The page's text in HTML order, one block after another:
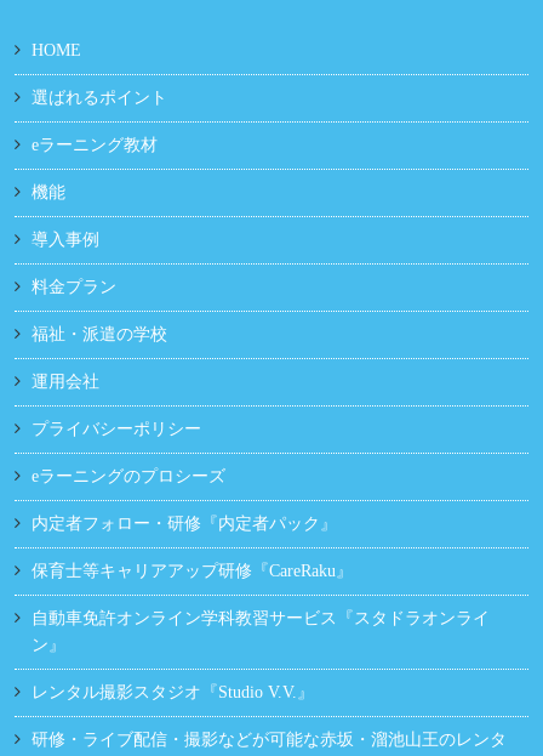
HOME
選ばれるポイント
eラーニング教材
機能
導入事例
料金プラン
福祉・派遣の学校
運用会社
プライバシーポリシー
eラーニングのプロシーズ
内定者フォロー・研修『内定者パック』
保育士等キャリアアップ研修『CareRaku』
自動車免許オンライン学科教習サービス『スタドラオンライ
ン』
レンタル撮影スタジオ『Studio V.V.』
研修・ライブ配信・撮影などが可能な赤坂・溜池山王のレンタ